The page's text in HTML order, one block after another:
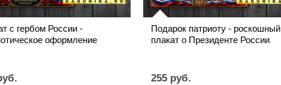
с гербом России -
оформление
Подарок патриоту - роскошный
плакат о Президенте России
255 руб.